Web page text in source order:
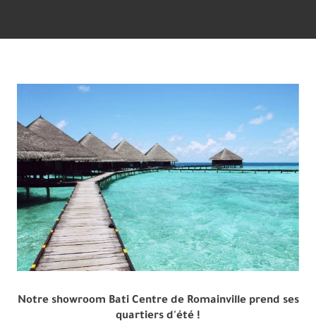
Notre showroom Bati Centre de Romainville prend ses
quartiers d'été !